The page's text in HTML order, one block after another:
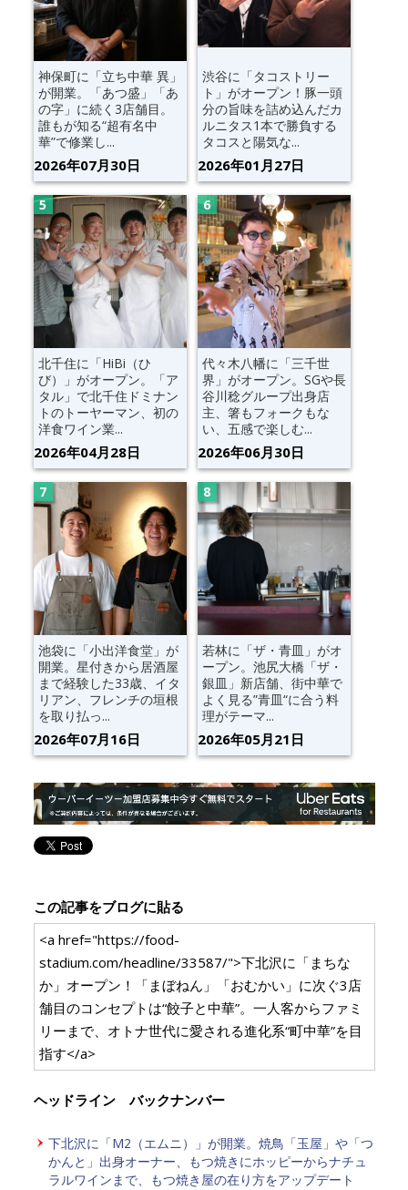
神保町に「立ち中華 異」
が開業。「あつ盛」「あ
の字」に続く3店舗目。
誰もが知る“超有名中
華”で修業し...
2026年07月30日
渋谷に「タコストリー
ト」がオープン！豚一頭
分の旨味を詰め込んだカ
ルニタス1本で勝負する
タコスと陽気な...
2026年01月27日
北千住に「HiBi（ひ
び）」がオープン。「ア
タル」で北千住ドミナン
トのトーヤーマン、初の
洋食ワイン業...
2026年04月28日
代々木八幡に「三千世
界」がオープン。SGや長
谷川稔グループ出身店
主、箸もフォークもな
い、五感で楽しむ...
2026年06月30日
池袋に「小出洋食堂」が
開業。星付きから居酒屋
まで経験した33歳、イタ
リアン、フレンチの垣根
を取り払っ...
2026年07月16日
若林に「ザ・青皿」がオ
ープン。池尻大橋「ザ・
銀皿」新店舗、街中華で
よく見る”青皿“に合う料
理がテーマ...
2026年05月21日
この記事をブログに貼る
<a href="https://food-
stadium.com/headline/33587/">下北沢に「まちな
か」オープン！「まぼねん」「おむかい」に次ぐ3店
舗目のコンセプトは“餃子と中華”。一人客からファミ
リーまで、オトナ世代に愛される進化系“町中華”を目
指す</a>
ヘッドライン バックナンバー
下北沢に「M2（エムニ）」が開業。焼鳥「玉屋」や「つ
かんと」出身オーナー、もつ焼きにホッピーからナチュ
ラルワインまで、もつ焼き屋の在り方をアップデート